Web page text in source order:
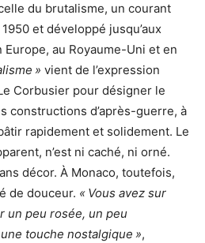
du brutalisme, un courant
et développé jusqu’aux
au Royaume-Uni et en
» vient de l’expression
Corbusier pour désigner le
constructions d’après-guerre, à
rapidement et solidement. Le
n’est ni caché, ni orné.
décor. À Monaco, toutefois,
de douceur. « Vous avez sur
un peu rosée, un peu
touche nostalgique »,